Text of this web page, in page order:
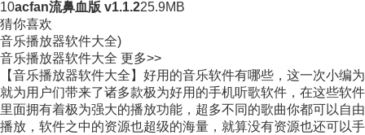
10acfan流鼻血版 v1.1.225.9MB
猜你喜欢
音乐播放器软件大全)
音乐播放器软件大全 更多>>
【音乐播放器软件大全】好用的音乐软件有哪些，这一次小编为
就为用户们带来了诸多款极为好用的手机听歌软件，在这些软件
里面拥有着极为强大的播放功能，超多不同的歌曲你都可以自由
播放，软件之中的资源也超级的海量，就算没有资源也还可以手